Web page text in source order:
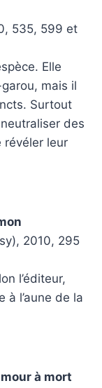
535, 599 et
Elle
mais il
Surtout
des
révéler leur
2010, 295
l’éditeur,
à l’aune de la
à mort